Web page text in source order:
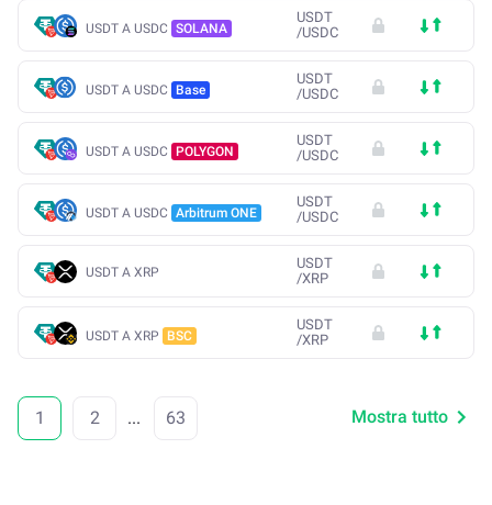
USDT A USDC SOLANA
USDT
/USDC
USDT A USDC Base
USDT
/USDC
USDT A USDC POLYGON
USDT
/USDC
USDT A USDC Arbitrum ONE
USDT
/USDC
USDT A XRP
USDT
/XRP
USDT A XRP BSC
USDT
/XRP
1 2 ... 63 Mostra tutto